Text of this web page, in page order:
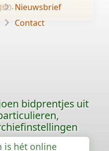
.Nieuwsbrief
Contact
bidprentjes uit
is hét online